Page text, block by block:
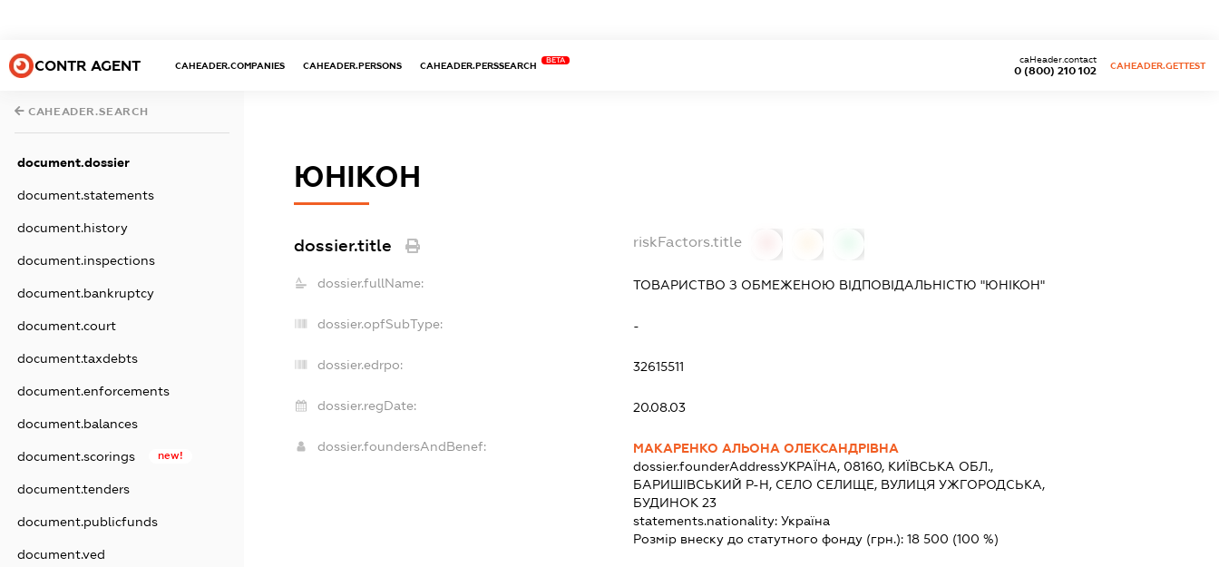
CONTR AGENT CAHEADER.COMPANIES CAHEADER.PERSONS CAHEADER.PERSSEARCH
BETA
0 (800) 210 102
caHeader.contact
CAHEADER.GETTEST
CAHEADER.SEARCH
document.dossier
document.statements
document.history
document.inspections
document.bankruptcy
document.court
document.taxdebts
document.enforcements
document.balances
document.scorings new!
document.tenders
document.publicfunds
document.ved
ЮНІКОН
dossier.title riskFactors.title
dossier.fullName: ТОВАРИСТВО З ОБМЕЖЕНОЮ ВІДПОВІДАЛЬНІСТЮ "ЮНІКОН"
dossier.opfSubType: -
dossier.edrpo: 32615511
dossier.regDate: 20.08.03
dossier.foundersAndBenef:
МАКАРЕНКО АЛЬОНА ОЛЕКСАНДРІВНА
dossier.founderAddressУКРАЇНА, 08160, КИЇВСЬКА ОБЛ.,
БАРИШІВСЬКИЙ Р-Н, СЕЛО СЕЛИЩЕ, ВУЛИЦЯ УЖГОРОДСЬКА,
БУДИНОК 23
statements.nationality: Україна
Розмір внеску до статутного фонду (грн.): 18 500 (100 %)